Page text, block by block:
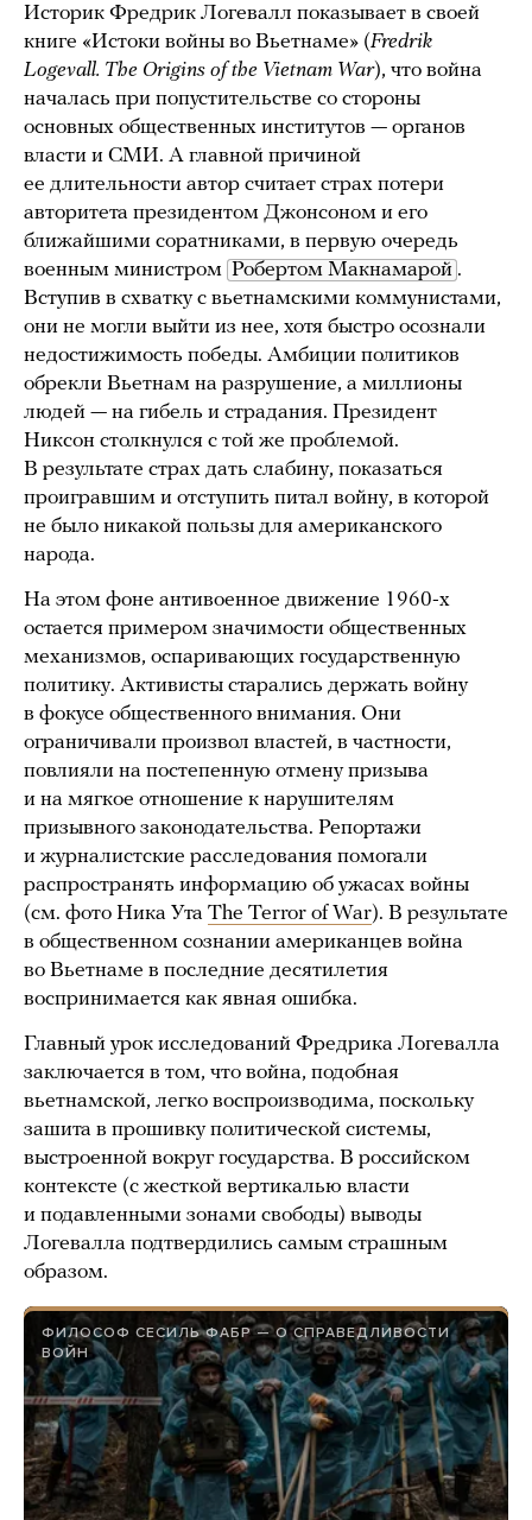
Историк Фредрик Логевалл показывает в своей
книге «Истоки войны во Вьетнаме» (Fredrik
Logevall. The Origins of the Vietnam War), что война
началась при попустительстве со стороны
основных общественных институтов — органов
власти и СМИ. А главной причиной
ее длительности автор считает страх потери
авторитета президентом Джонсоном и его
ближайшими соратниками, в первую очередь
военным министром Робертом Макнамарой .
Вступив в схватку с вьетнамскими коммунистами,
они не могли выйти из нее, хотя быстро осознали
недостижимость победы. Амбиции политиков
обрекли Вьетнам на разрушение, а миллионы
людей — на гибель и страдания. Президент
Никсон столкнулся с той же проблемой.
В результате страх дать слабину, показаться
проигравшим и отступить питал войну, в которой
не было никакой пользы для американского
народа.
На этом фоне антивоенное движение 1960-х
остается примером значимости общественных
механизмов, оспаривающих государственную
политику. Активисты старались держать войну
в фокусе общественного внимания. Они
ограничивали произвол властей, в частности,
повлияли на постепенную отмену призыва
и на мягкое отношение к нарушителям
призывного законодательства. Репортажи
и журналистские расследования помогали
распространять информацию об ужасах войны
(см. фото Ника Ута The Terror of War). В результате
в общественном сознании американцев война
во Вьетнаме в последние десятилетия
воспринимается как явная ошибка.
Главный урок исследований Фредрика Логевалла
заключается в том, что война, подобная
вьетнамской, легко воспроизводима, поскольку
зашита в прошивку политической системы,
выстроенной вокруг государства. В российском
контексте (с жесткой вертикалью власти
и подавленными зонами свободы) выводы
Логевалла подтвердились самым страшным
образом.
ФИЛОСОФ СЕСИЛЬ ФАБР — О СПРАВЕДЛИВОСТИ
ВОЙН